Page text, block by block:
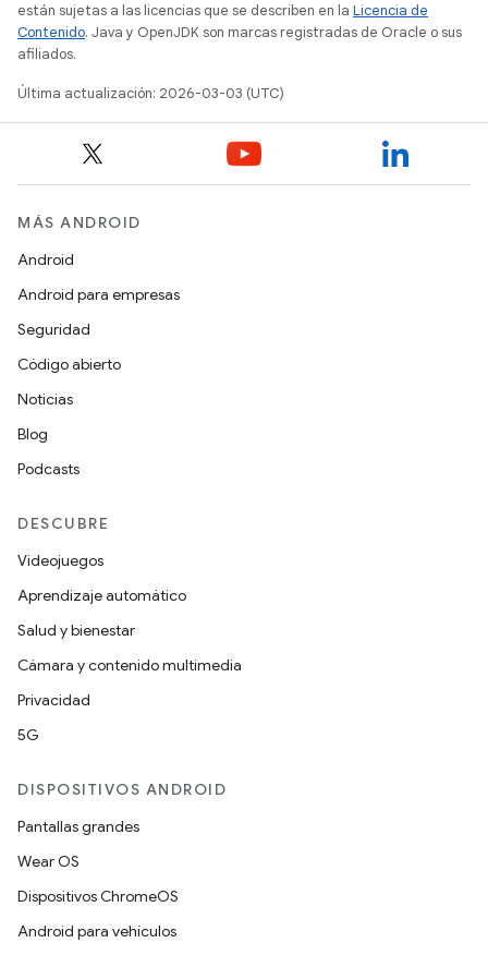
están sujetas a las licencias que se describen en la Licencia de
Contenido. Java y OpenJDK son marcas registradas de Oracle o sus
afiliados.
Última actualización: 2026-03-03 (UTC)
MÁS ANDROID
Android
Android para empresas
Seguridad
Código abierto
Noticias
Blog
Podcasts
DESCUBRE
Videojuegos
Aprendizaje automático
Salud y bienestar
Cámara y contenido multimedia
Privacidad
5G
DISPOSITIVOS ANDROID
Pantallas grandes
Wear OS
Dispositivos ChromeOS
Android para vehículos